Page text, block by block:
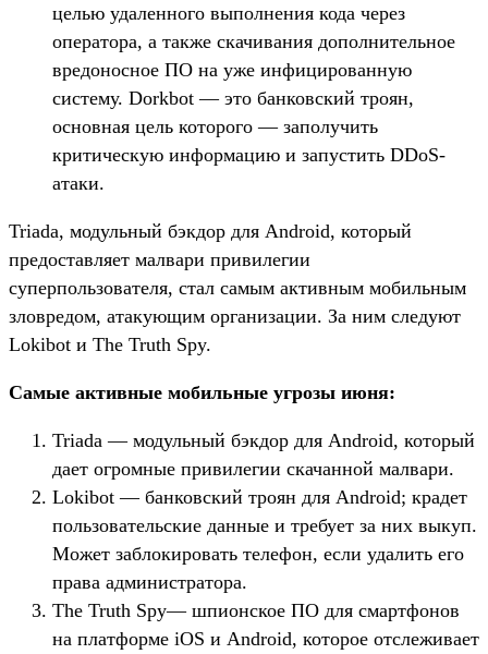
целью удаленного выполнения кода через
оператора, а также скачивания дополнительное
вредоносное ПО на уже инфицированную
систему. Dorkbot — это банковский троян,
основная цель которого — заполучить
критическую информацию и запустить DDoS-
атаки.
Triada, модульный бэкдор для Android, который
предоставляет малвари привилегии
суперпользователя, стал самым активным мобильным
зловредом, атакующим организации. За ним следуют
Lokibot и The Truth Spy.
Самые активные мобильные угрозы июня:
Triada — модульный бэкдор для Android, который
дает огромные привилегии скачанной малвари.
Lokibot — банковский троян для Android; крадет
пользовательские данные и требует за них выкуп.
Может заблокировать телефон, если удалить его
права администратора.
The Truth Spy— шпионское ПО для смартфонов
на платформе iOS и Android, которое отслеживает